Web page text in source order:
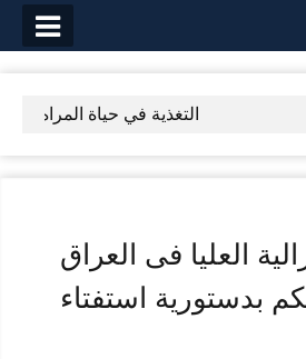
التغذية في حياة المراه
العليا فى العراق
بدستورية استفتاء